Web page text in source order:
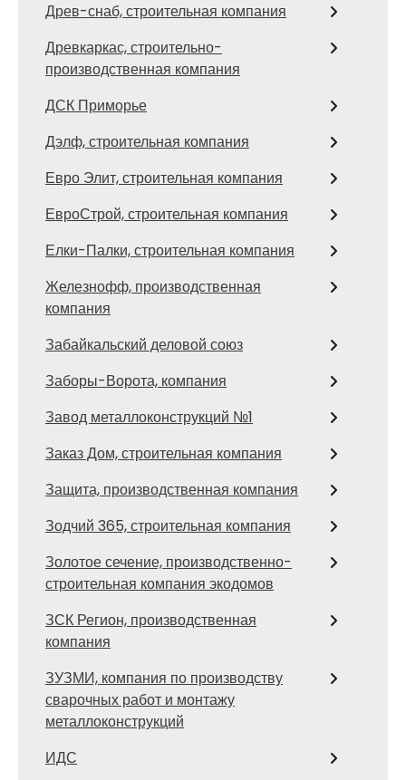
Древ-снаб, строительная компания
Древкаркас, строительно-
производственная компания
ДСК Приморье
Дэлф, строительная компания
Евро Элит, строительная компания
ЕвроСтрой, строительная компания
Елки-Палки, строительная компания
Железнофф, производственная
компания
Забайкальский деловой союз
Заборы-Ворота, компания
Завод металлоконструкций №1
Заказ Дом, строительная компания
Защита, производственная компания
Зодчий 365, строительная компания
Золотое сечение, производственно-
строительная компания экодомов
ЗСК Регион, производственная
компания
ЗУЗМИ, компания по производству
сварочных работ и монтажу
металлоконструкций
ИДС